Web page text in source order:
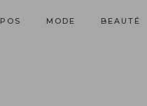
MODE BEAUTÉ